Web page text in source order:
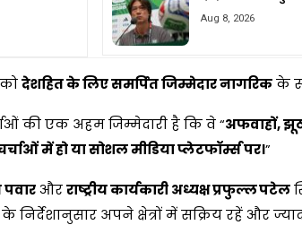
Aug 8, 2026
देशहित के लिए समर्पित जिम्मेदार नागरिकके
की एक अहम जिम्मेदारी है कि वे “अफवाहों,
में हो या सोशल मीडिया प्लेटफॉर्म्स पर।”
पवारऔरराष्ट्रीय कार्यकारी अध्यक्ष प्रफुल्ल पटेल
अपने क्षेत्रों में सक्रिय रहें और